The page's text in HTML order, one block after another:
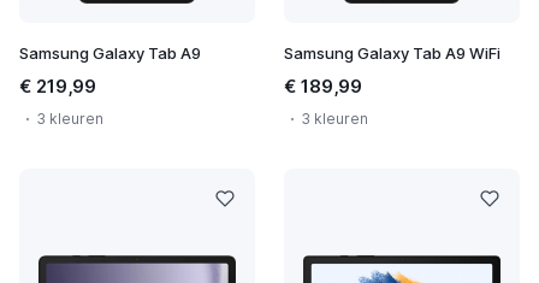
Samsung Galaxy Tab A9
€ 219,99
3 kleuren
Samsung Galaxy Tab A9 WiFi
€ 189,99
3 kleuren